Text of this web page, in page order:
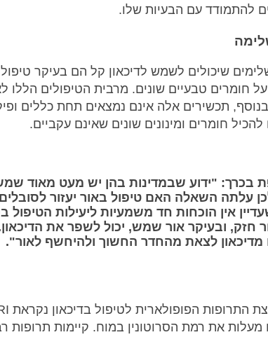
להתמודד עם הבעיות שלו.
שיכולים לשמש לדיכאון קל הם בעיקר
חומרים טבעיים שונים. מרבית הטיפולים הללו
תכשירים אלה אינם נמצאים תחת כללים
להכיל חומרים ומינונים שונים שאינם עקביים.
בכרך: "ידוע שבמדינות בהן יש מעט מאוד
עלתה השאלה האם טיפול באור יעזור לסובלים
אין הוכחות חד משמעיות ליעילות הטיפול
חזק, ובעיקר אור שמש, יכול לשפר את
מדיכאון לצאת מהחדר החשוך ולהיחשף לאור".
את רמת הסרוטונין במוח. קיימות תרופות